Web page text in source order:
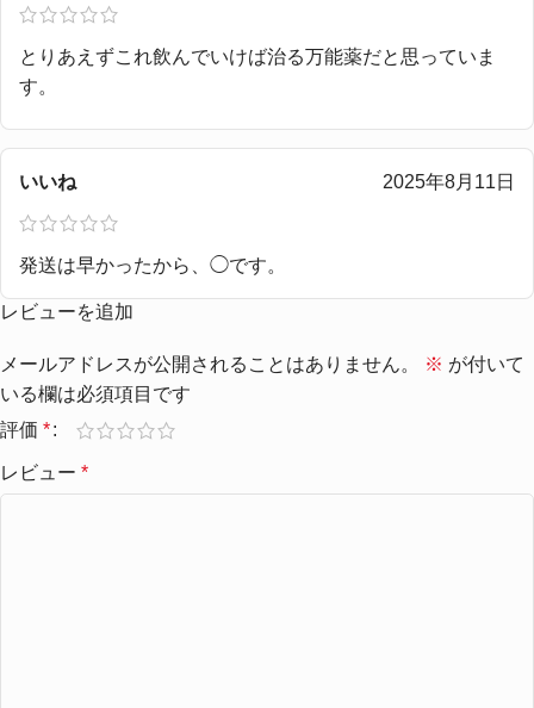
とりあえずこれ飲んでいけば治る万能薬だと思っていま
す。
いいね 2025年8月11日
発送は早かったから、◯です。
レビューを追加
メールアドレスが公開されることはありません。 ※ が付いて
いる欄は必須項目です
評価 *
レビュー *